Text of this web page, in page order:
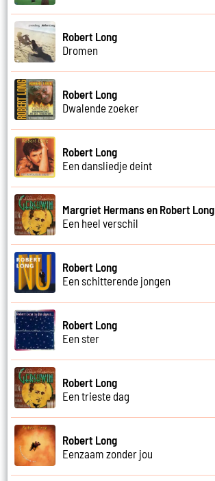
Robert Long
Dromen
Robert Long
Dwalende zoeker
Robert Long
Een dansliedje deint
Margriet Hermans en Robert Long
Een heel verschil
Robert Long
Een schitterende jongen
Robert Long
Een ster
Robert Long
Een trieste dag
Robert Long
Eenzaam zonder jou